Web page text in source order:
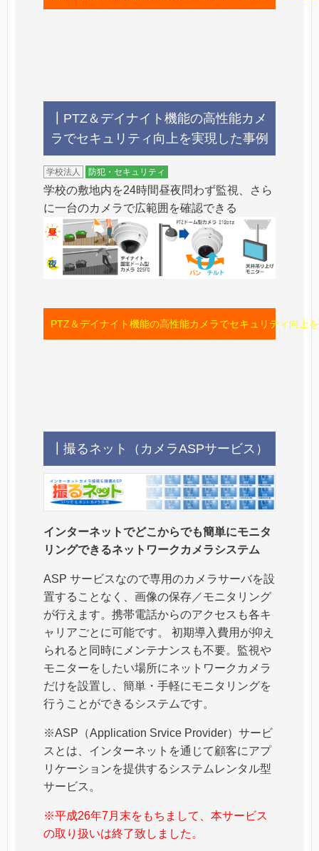
┃PTZ＆デイナイト機能の高性能カメ
ラでセキュリティ向上を実現した事例
学校法人 防犯・セキュリティ
学校の敷地内を24時間昼夜問わず監視、さら
に一台のカメラで広範囲を確認できる
PTZ＆デイナイト機能の高性能カメラでセキュリティ向上
┃撮るネット（カメラASPサービス）
インターネットでどこからでも簡単にモニタ
リングできるネットワークカメラシステム
ASP サービスなので専用のカメラサーバを設
置することなく、画像の保存／モニタリング
が行えます。携帯電話からのアクセスも各キ
ャリアごとに可能です。 初期導入費用が抑え
られると同時にメンテナンスも不要。監視や
モニターをしたい場所にネットワークカメラ
だけを設置し、簡単・手軽にモニタリングを
行うことができるシステムです。
※ASP（Application Srvice Provider）サービ
スとは、インターネットを通じて顧客にアプ
リケーションを提供するシステムレンタル型
サービス。
※平成26年7月末をもちまして、本サービス
の取り扱いは終了致しました。